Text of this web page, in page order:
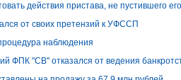
действия пристава, не пустившего
от своих претензий к УФССП
наблюдения
ФПК "СВ" отказался от ведения